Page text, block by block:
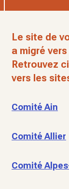
Le site de
a migré
Retrouvez
vers les
Comité Ain
Comité Allier
Comité